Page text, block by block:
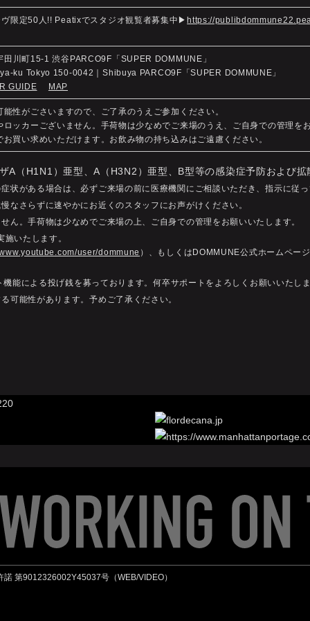
限定50人!! Peatixでスタジオ観覧者募集中▶︎ https://
川町15-1 渋谷PARCO9F「SUPER DOMMUNE」
ku Tokyo 150-0042｜Shibuya PARCO9F「SUPER DOMMUNE」
GUIDE
MAP
性がごさいますので、ご了承のうえご参加ください。
ッカーございません。手荷物は少なめでご来場のうえ、ご自身での管理をお
買い求めいただけます。お飲み物の持ち込みはご遠慮ください。
A（H1N1）亜型、A（H3N2）亜型、B型等の感染症予防および拡
状がある場合は、必ずご来場の前に医療機関にご相談いただき、指示に従
なさらずに速やかにお近くのスタッフにお声がけください。
ん。手荷物は少なめでご来場の上、ご自身での管理をお願いいたします。
いたします。
user/dommune ）、もしくはDOMMUNE公式ホームペー
能による投げ銭を募っております。何卒サポートをよろしくお願いいたしま
可能性があります。予めご了承ください。
諾 第9012326002Y45037号（WEB/VIDEO）